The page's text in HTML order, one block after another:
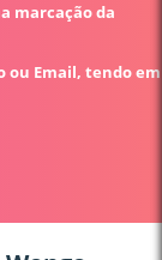
marcação da
ou Email, tendo em